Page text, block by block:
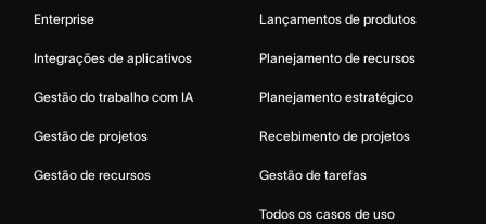
Enterprise
Integrações de aplicativos
Gestão do trabalho com IA
Gestão de projetos
Gestão de recursos
Lançamentos de produtos
Planejamento de recursos
Planejamento estratégico
Recebimento de projetos
Gestão de tarefas
Todos os casos de uso